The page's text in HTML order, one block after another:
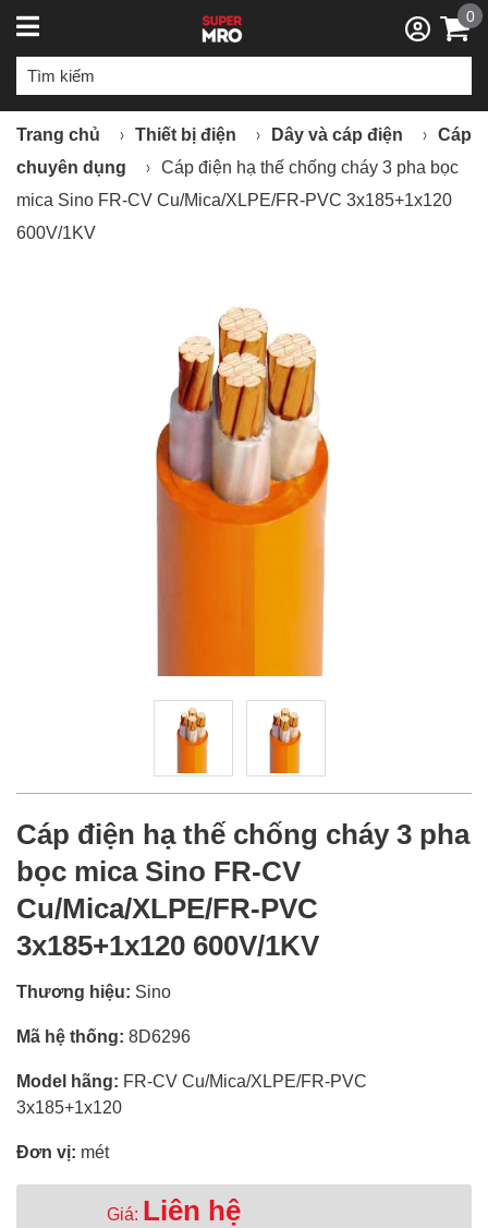
0
Trang chủ Thiết bị điện Dây và cáp điện
Cáp
chuyên dụng
Cáp điện hạ thế chống cháy 3 pha bọc
mica Sino FR-CV Cu/Mica/XLPE/FR-PVC 3x185+1x120
600V/1KV
Cáp điện hạ thế chống cháy 3 pha
bọc mica Sino FR-CV
Cu/Mica/XLPE/FR-PVC
3x185+1x120 600V/1KV
Thương hiệu: Sino
Mã hệ thống: 8D6296
Model hãng: FR-CV Cu/Mica/XLPE/FR-PVC
3x185+1x120
Đơn vị: mét
Giá: Liên hệ